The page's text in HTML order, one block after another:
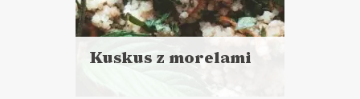
Kuskus z morelami